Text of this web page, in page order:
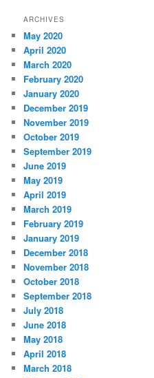
ARCHIVES
May 2020
April 2020
March 2020
February 2020
January 2020
December 2019
November 2019
October 2019
September 2019
June 2019
May 2019
April 2019
March 2019
February 2019
January 2019
December 2018
November 2018
October 2018
September 2018
July 2018
June 2018
May 2018
April 2018
March 2018